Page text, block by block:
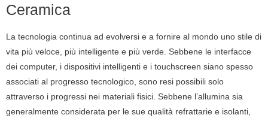
Ceramica
La tecnologia continua ad evolversi e a fornire al mondo uno stile di
vita più veloce, più intelligente e più verde. Sebbene le interfacce
dei computer, i dispositivi intelligenti e i touchscreen siano spesso
associati al progresso tecnologico, sono resi possibili solo
attraverso i progressi nei materiali fisici. Sebbene l’allumina sia
generalmente considerata per le sue qualità refrattarie e isolanti,